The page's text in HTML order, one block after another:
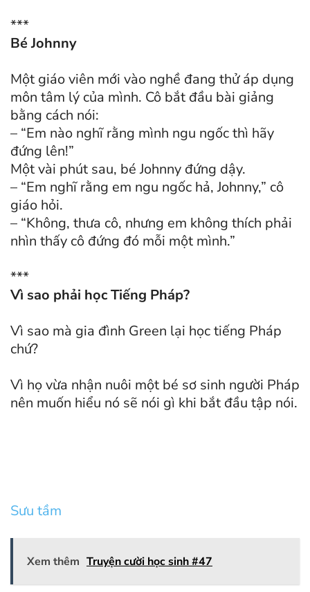
***
Bé Johnny
Một giáo viên mới vào nghề đang thử áp dụng
môn tâm lý của mình. Cô bắt đầu bài giảng
bằng cách nói:
– “Em nào nghĩ rằng mình ngu ngốc thì hãy
đứng lên!”
Một vài phút sau, bé Johnny đứng dậy.
– “Em nghĩ rằng em ngu ngốc hả, Johnny,” cô
giáo hỏi.
– “Không, thưa cô, nhưng em không thích phải
nhìn thấy cô đứng đó mỗi một mình.”
***
Vì sao phải học Tiếng Pháp?
Vì sao mà gia đình Green lại học tiếng Pháp
chứ?
Vì họ vừa nhận nuôi một bé sơ sinh người Pháp
nên muốn hiểu nó sẽ nói gì khi bắt đầu tập nói.
Sưu tầm
Xem thêm Truyện cười học sinh #47